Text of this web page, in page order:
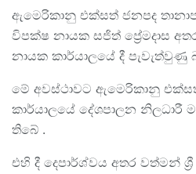
ඇමෙරිකානු එක්සත් ජනපද
විපක්ෂ නායක සජිත් ප්‍රේමදාස
නායක කාර්යාලයේ දී පැවැත්වුණු
මේ අවස්ථාවට ඇමෙරිකානු
කාර්යාලයේ දේශපාලන නිලධාරී
තිබේ .
එහි දී දෙපාර්ශ්වය අතර වත්මන්